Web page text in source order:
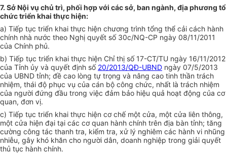
7. Sở Nội vụ chủ trì, phối hợp với các sở, ban ngành, địa phương tổ
chức triển khai thực hiện:
a) Tiếp tục triển khai thực hiện chương trình tổng thể cải cách hành
chính nhà nước theo Nghị quyết số 30c/NQ-CP ngày 08/11/2011
của Chính phủ.
b) Tiếp tục triển khai thực hiện Chỉ thị số 17-CT/TU ngày 16/11/2012
của Tỉnh ủy và quyết định số 20/2013/QĐ-UBND ngày 07/5/2013
của UBND tỉnh; đề cao lòng tự trọng và nâng cao tinh thần trách
nhiệm, thái độ phục vụ của cán bộ công chức, nhất là trách nhiệm
của người đứng đầu trong việc đảm bảo hiệu quả hoạt động của cơ
quan, đơn vị.
c) Tiếp tục triển khai thực hiện cơ chế một cửa, một cửa liên thông,
một cửa hiện đại tại các cơ quan hành chính trên địa bàn tỉnh; tăng
cường công tác thanh tra, kiểm tra, xử lý nghiêm các hành vi nhũng
nhiễu, gây khó khăn cho người dân, doanh nghiệp trong giải quyết
thủ tục hành chính.